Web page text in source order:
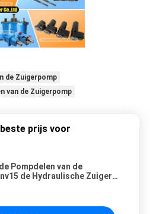
de Zuigerpomp
van de Zuigerpomp
prijs voor
Pompdelen van de
de Hydraulische Zuiger